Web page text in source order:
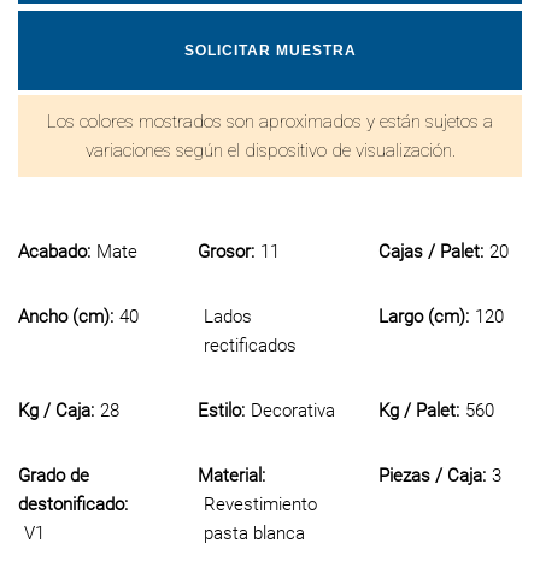
SOLICITAR MUESTRA
Los colores mostrados son aproximados y están sujetos a
variaciones según el dispositivo de visualización.
Acabado: Mate Grosor: 11 Cajas / Palet: 20
Ancho (cm): 40
Lados
rectificados
Largo (cm): 120
Kg / Caja: 28 Estilo: Decorativa Kg / Palet: 560
Grado de
destonificado:
V1
Material:
Revestimiento
pasta blanca
Piezas / Caja: 3